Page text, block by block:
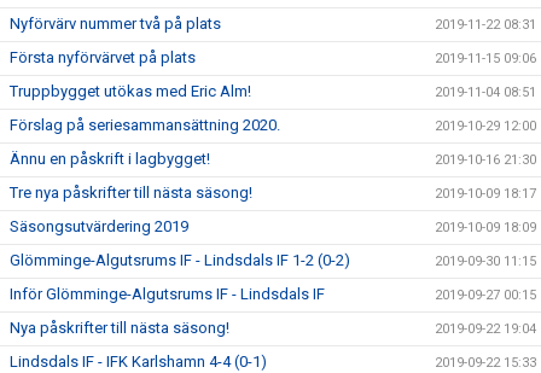
Nyförvärv nummer två på plats 2019-11-22 08:31
Första nyförvärvet på plats 2019-11-15 09:06
Truppbygget utökas med Eric Alm! 2019-11-04 08:51
Förslag på seriesammansättning 2020. 2019-10-29 12:00
Ännu en påskrift i lagbygget! 2019-10-16 21:30
Tre nya påskrifter till nästa säsong! 2019-10-09 18:17
Säsongsutvärdering 2019 2019-10-09 18:09
Glömminge-Algutsrums IF - Lindsdals IF 1-2 (0-2) 2019-09-30 11:15
Inför Glömminge-Algutsrums IF - Lindsdals IF 2019-09-27 00:15
Nya påskrifter till nästa säsong! 2019-09-22 19:04
Lindsdals IF - IFK Karlshamn 4-4 (0-1) 2019-09-22 15:33